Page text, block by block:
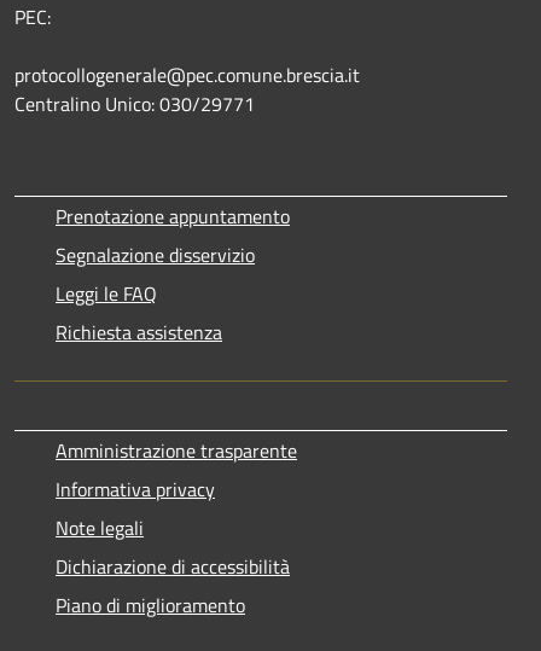
PEC:
protocollogenerale@pec.comune.brescia.it
Centralino Unico: 030/29771
Prenotazione appuntamento
Segnalazione disservizio
Leggi le FAQ
Richiesta assistenza
Amministrazione trasparente
Informativa privacy
Note legali
Dichiarazione di accessibilità
Piano di miglioramento